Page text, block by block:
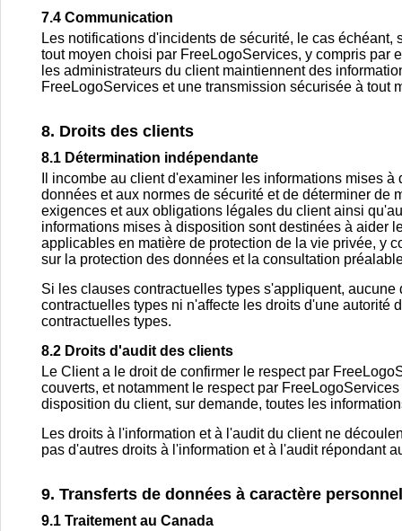
7.4 Communication
Les notifications d'incidents de sécurité, le cas
tout moyen choisi par FreeLogoServices, y compris par
les administrateurs du client maintiennent des
FreeLogoServices et une transmission sécurisée à tout
8. Droits des clients
8.1 Détermination indépendante
Il incombe au client d'examiner les informations mises
données et aux normes de sécurité et de déterminer
exigences et aux obligations légales du client ainsi
informations mises à disposition sont destinées à aider
applicables en matière de protection de la vie privée, y
sur la protection des données et la consultation
Si les clauses contractuelles types s'appliquent,
contractuelles types ni n'affecte les droits d'une autorité
contractuelles types.
8.2 Droits d'audit des clients
Le Client a le droit de confirmer le respect par
couverts, et notamment le respect par
disposition du client, sur demande, toutes les
Les droits à l'information et à l'audit du client ne
pas d'autres droits à l'information et à l'audit répondant
9. Transferts de données à caractère personnel
9.1 Traitement au Canada